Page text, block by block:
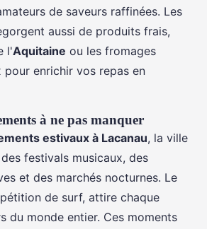
de saveurs raffinées. Les
aussi de produits frais,
l'Aquitaine ou les fromages
pour enrichir vos repas en
à ne pas manquer
estivaux à Lacanau, la ville
festivals musicaux, des
et des marchés nocturnes. Le
de surf, attire chaque
du monde entier. Ces moments